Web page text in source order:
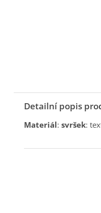
Detailní popis
Materiál: svršek: